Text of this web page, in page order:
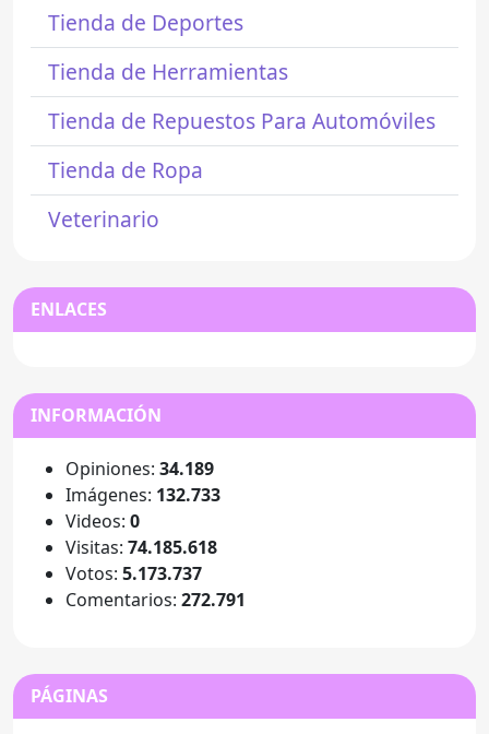
Tienda de Deportes
Tienda de Herramientas
Tienda de Repuestos Para Automóviles
Tienda de Ropa
Veterinario
ENLACES
INFORMACIÓN
Opiniones: 34.189
Imágenes: 132.733
Videos: 0
Visitas: 74.185.618
Votos: 5.173.737
Comentarios: 272.791
PÁGINAS